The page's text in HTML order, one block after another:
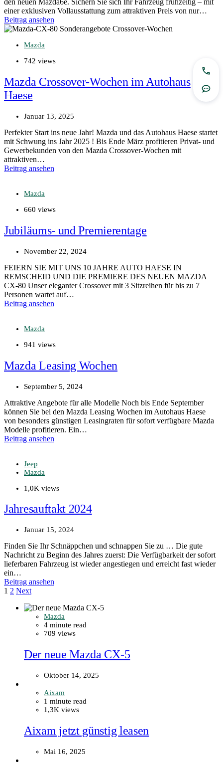
den neuen Mazda6e. Sichern Sie sich Ihr Fahrzeug frühzeitig – mit
einer exklusiven Vollausstattung zum attraktiven Preis von nur…
Beitrag ansehen
Mazda
742 views
Mazda Crossover-Wochen im Autohaus
Haese
Januar 13, 2025
Perfekter Start ins neue Jahr! Mazda und das Autohaus Haese startet
mit Schwung ins Jahr 2025 ! Bis Ende März profitieren Privat- und
Gewerbekunden von den Mazda Crossover-Wochen mit
attraktiven…
Beitrag ansehen
Mazda
660 views
Jubiläums- und Premierentage
November 22, 2024
FEIERN SIE MIT UNS 10 JAHRE AUTO HAESE IN
REMSCHEID UND DIE PREMIERE DES NEUEN MAZDA
CX-80 Unser eleganter Crossover mit 3 Sitzreihen für bis zu 7
Personen wartet auf…
Beitrag ansehen
Mazda
941 views
Mazda Leasing Wochen
September 5, 2024
Attraktive Angebote für alle Modelle Noch bis Ende September
können Sie bei den Mazda Leasing Wochen im Autohaus Haese
von besonders günstigen Leasingraten für sofort verfügbare Mazda
Modelle profitieren. Ein…
Beitrag ansehen
Jeep
Mazda
1,0K views
Jahresauftakt 2024
Januar 15, 2024
Finden Sie Ihr Schnäppchen und schnappen Sie zu … Die gute
Nachricht zu Beginn des Jahres zuerst: Die Verfügbarkeit der sofort
lieferbaren Fahrzeug ist wieder angestiegen und erreicht fast wieder
ein…
Beitrag ansehen
Seitennummerierung
der
Beiträge
1 2 Next
Mazda
4 minute read
709 views
Der neue Mazda CX-5
Oktober 14, 2025
Aixam
1 minute read
1,3K views
Aixam jetzt günstig leasen
Mai 16, 2025
Jetzt